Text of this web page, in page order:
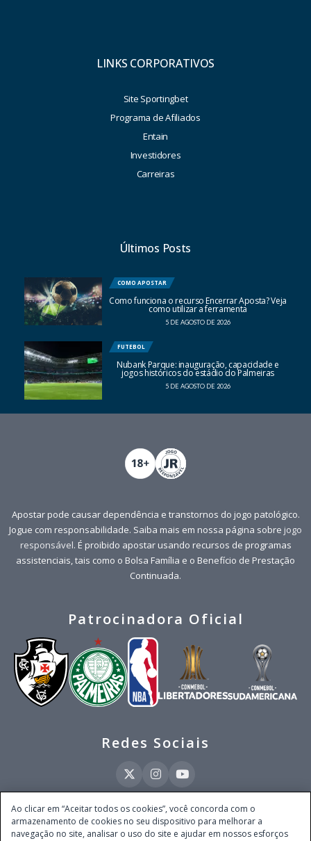
LINKS CORPORATIVOS
Site Sportingbet
Programa de Afiliados
Entain
Investidores
Carreiras
Últimos Posts
COMO APOSTAR
Como funciona o recurso Encerrar Aposta? Veja
como utilizar a ferramenta
5 DE AGOSTO DE 2026
FUTEBOL
Nubank Parque: inauguração, capacidade e
jogos históricos do estádio do Palmeiras
5 DE AGOSTO DE 2026
Apostar pode causar dependência e transtornos do jogo patológico.
Jogue com responsabilidade. Saiba mais em nossa página sobre jogo
responsável. É proibido apostar usando recursos de programas
assistenciais, tais como o Bolsa Família e o Benefício de Prestação
Continuada.
Patrocinadora Oficial
Redes Sociais
Este site é operado pela Ventmear Brasil LTDA (CNPJ 52.868.380/0001-84), com
endereço na Avenida Brigadeiro Faria Lima, nº 4.055, 3º andar, Itaim Bibi, no
Ao clicar em “Aceitar todos os cookies”, você concorda com o
armazenamento de cookies no seu dispositivo para melhorar a
navegação no site, analisar o uso do site e ajudar em nossos esforços